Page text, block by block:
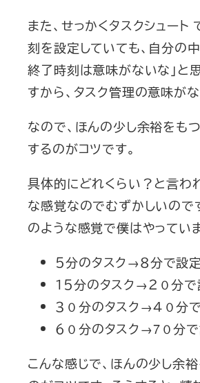
また、せっかくタスクシュー
刻を設定していても、自分の
終了時刻は意味がないな」と
すから、タスク管理の意味がな
なので、ほんの少し余裕をも
するのがコツです。
具体的にどれくらい？と言わ
な感覚なのでむずかしいので
のような感覚で僕はやってい
５分のタスク→８分で設定
１５分のタスク→２０分
３０分のタスク→４０分
６０分のタスク→7０分
こんな感じで、ほんの少し余